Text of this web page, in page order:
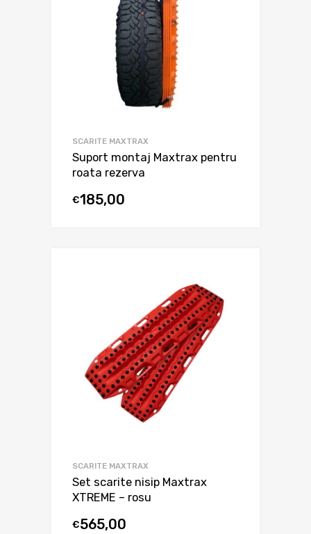
SCARITE MAXTRAX
Suport montaj Maxtrax pentru
roata rezerva
€185,00
SCARITE MAXTRAX
Set scarite nisip Maxtrax
XTREME – rosu
€565,00